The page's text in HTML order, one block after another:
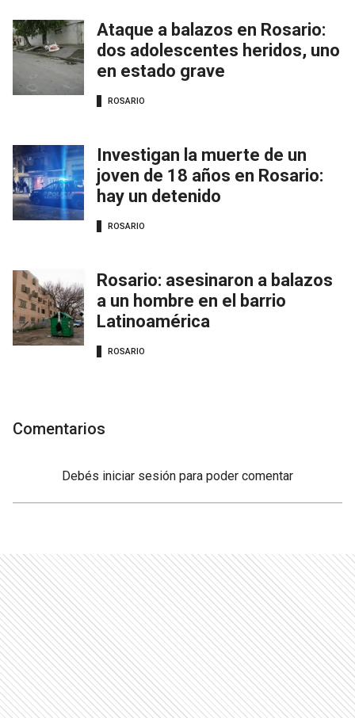
Ataque a balazos en Rosario:
dos adolescentes heridos, uno
en estado grave
ROSARIO
Investigan la muerte de un
joven de 18 años en Rosario:
hay un detenido
ROSARIO
Rosario: asesinaron a balazos
a un hombre en el barrio
Latinoamérica
ROSARIO
Comentarios
Debés iniciar sesión para poder comentar